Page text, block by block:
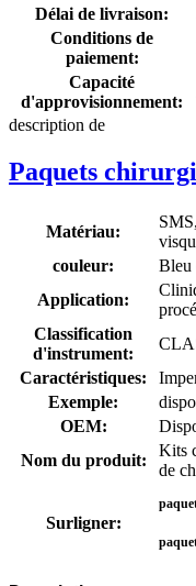
Délai de livraison:
Conditions de
paiement:
Capacité
d'approvisionnement:
description de
Paquets
Matériau:
couleur:
Bleu
Application:
Classification
d'instrument:
Caractéristiques:
Exemple:
OEM:
Nom du produit:
Kits
de
Surligner: